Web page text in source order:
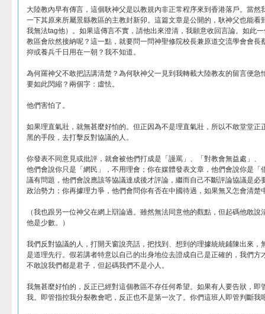
大陸教內早有傳言，這個耿神父是以教規內非正常程序來到香港落戶。當然
一下其原來所屬景縣教區的主教封新卯。這篇文章是公開的，耿神父也能看
我無法tag他）。如果這傳言不實，請他出來澄清，我願意收回言論。如此
教區會欣然接納呢？這一點，就要問一問神聖修院校長兼原道交流學會會長
抑或養兵千日用在一朝？我不知道。
為何羅神父不敢把話講清楚？為何耿神父一見到我轉載大陸教友的留言便急
要如此閃縮？兩個字：虛怯。
他們害怕了。
如果理直氣壯，就無甚麼好怕的。但正因為不是理直氣壯，所以不敢堂堂正
黑的手段，去打擊反對協議的人。
你發表不同意見或批評，就會被他們打成是「謾罵」、「對教會無益處」、
他們會說你只是「網民」，不用理會；你在媒體發表文章，他們會說你是「
議有問題，他們會說應該等協議達成後才評論，繼而自己不斷評論協議是必
政治勢力；你再據理力爭，他們會問你有否在中國待過，如果無又怎會清楚
（我也跟另一位神父在網上辯論過。雖然無法同意他的觀點，但起碼他敢
他是少數。）
我們反對協議的人，打開天窗說亮話，把找到、想到的理據統統鋪陳出來，
是道理先行。假若講者特意以自己的出身地位去證成自己是正確的，我們方
不敢說我們都是君子，但起碼我們不是小人。
我無甚麼好怕的，反正已經對這個教區不存任何希望。如果有人要告狀，即
我。即管指控我分裂教會吧，反正也不是第一次了。你們這班人即管判斷我